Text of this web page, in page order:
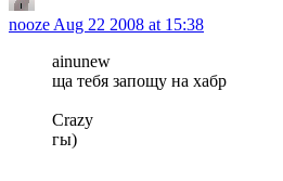
nooze Aug 22 2008 at 15:38
ainunew
ща тебя запощу на хабр
Crazy
гы)